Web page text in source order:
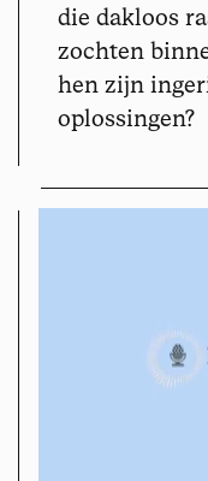
die dakloos
zochten
hen zijn
oplossingen?